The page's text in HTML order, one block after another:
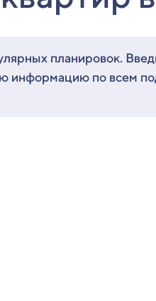
планировок.
информацию по всем